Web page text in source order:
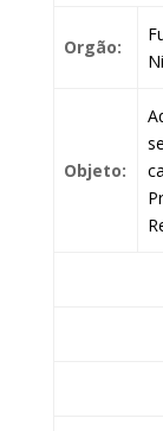
Orgão:
Objeto: